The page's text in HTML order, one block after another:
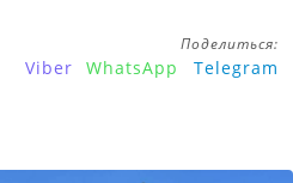
Поделиться:
Viber WhatsApp Telegram